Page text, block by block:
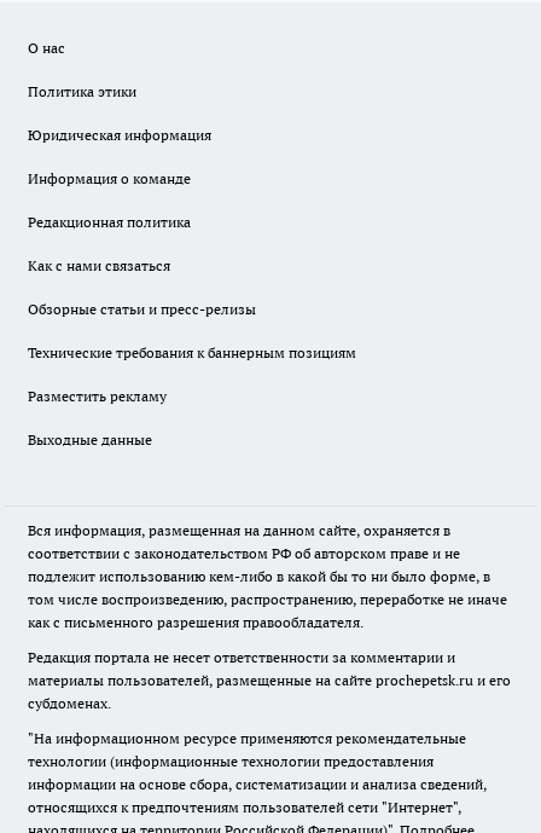
О нас
Политика этики
Юридическая информация
Информация о команде
Редакционная политика
Как с нами связаться
Обзорные статьи и пресс-релизы
Технические требования к баннерным позициям
Разместить рекламу
Выходные данные
Вся информация, размещенная на данном сайте, охраняется в
соответствии с законодательством РФ об авторском праве и не
подлежит использованию кем-либо в какой бы то ни было форме, в
том числе воспроизведению, распространению, переработке не иначе
как с письменного разрешения правообладателя.
Редакция портала не несет ответственности за комментарии и
материалы пользователей, размещенные на сайте prochepetsk.ru и его
субдоменах.
"На информационном ресурсе применяются рекомендательные
технологии (информационные технологии предоставления
информации на основе сбора, систематизации и анализа сведений,
относящихся к предпочтениям пользователей сети "Интернет",